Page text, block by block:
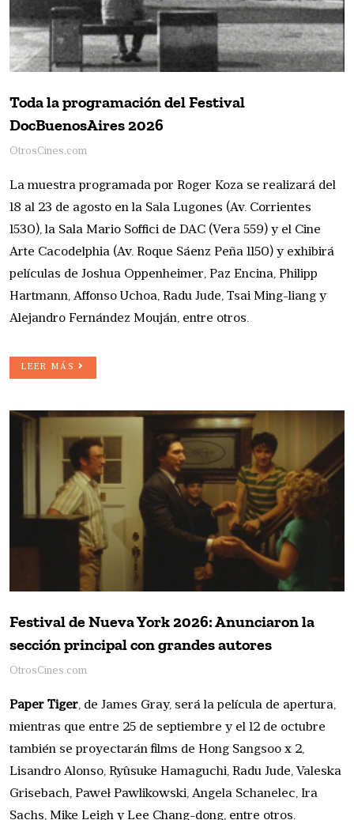
Toda la programación del Festival
DocBuenosAires 2026
OtrosCines.com
La muestra programada por Roger Koza se realizará del
18 al 23 de agosto en la Sala Lugones (Av. Corrientes
1530), la Sala Mario Soffici de DAC (Vera 559) y el Cine
Arte Cacodelphia (Av. Roque Sáenz Peña 1150) y exhibirá
películas de Joshua Oppenheimer, Paz Encina, Philipp
Hartmann, Affonso Uchoa, Radu Jude, Tsai Ming-liang y
Alejandro Fernández Mouján, entre otros.
LEER MÁS
Festival de Nueva York 2026: Anunciaron la
sección principal con grandes autores
OtrosCines.com
Paper Tiger, de James Gray, será la película de apertura,
mientras que entre 25 de septiembre y el 12 de octubre
también se proyectarán films de Hong Sangsoo x 2,
Lisandro Alonso, Ryûsuke Hamaguchi, Radu Jude, Valeska
Grisebach, Paweł Pawlikowski, Angela Schanelec, Ira
Sachs, Mike Leigh y Lee Chang-dong, entre otros.